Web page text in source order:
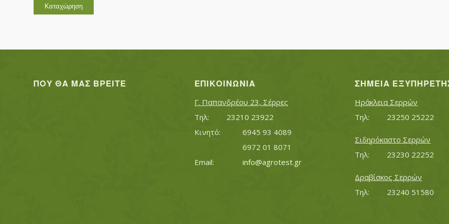
ΠΟΥ ΘΑ ΜΑΣ ΒΡΕΊΤΕ ΕΠΙΚΟΙΝΩΝΊΑ
Γ. Παπανδρέου 23, Σέρρες
Τηλ:		23210 23922
Κινητό:		6945 93 4089
			6972 01 8071
info@agrotest.gr
ΣΗΜΕΊΑ
Ηράκλεια Σερρών
Τηλ:		23250 25222
Σιδηρόκαστο Σερρών
Τηλ:		23230 22252
Δραβίσκος Σερρών
Τηλ:		23240 51580